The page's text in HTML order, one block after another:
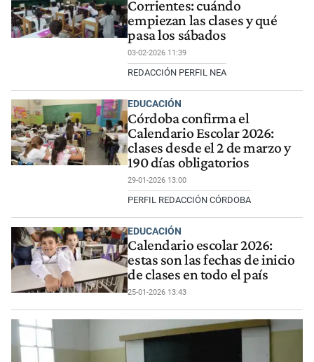
Corrientes: cuándo
empiezan las clases y qué
pasa los sábados
03-02-2026 11:39
REDACCIÓN PERFIL NEA
EDUCACIÓN
Córdoba confirma el
Calendario Escolar 2026:
clases desde el 2 de marzo y
190 días obligatorios
29-01-2026 13:00
PERFIL REDACCIÓN CÓRDOBA
EDUCACIÓN
Calendario escolar 2026:
estas son las fechas de inicio
de clases en todo el país
25-01-2026 13:43